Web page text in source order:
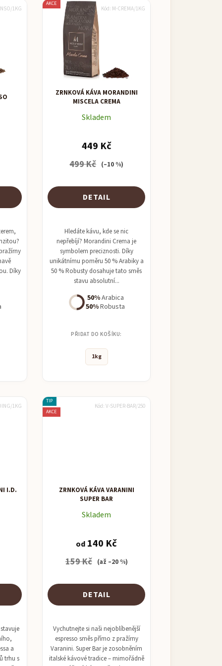
Díky
1KG
AKCE
ZRNKOVÁ KÁVA MORANDINI
MISCELA CREMA
Skladem
449 Kč
499 Kč (–10 %)
DETAIL
Hledáte kávu, kde se nic
nepřebíjí? Morandini Crema je
symbolem preciznosti. Díky
unikátnímu poměru 50 % Arabiky a
50 % Robusty dosahuje tato směs
stavu absolutní...
50%Arabica
50%Robusta
PŘIDAT DO KOŠÍKU:
1kg
Kód: M-CREMA/1KG
I.D.
a
trhu s
1KG
TIP
AKCE
ZRNKOVÁ KÁVA VARANINI
SUPER BAR
Skladem
od 140 Kč
159 Kč (až –20 %)
DETAIL
Vychutnejte si naši nejoblíbenější
espresso směs přímo z pražírny
Varanini. Super Bar je zosobněním
italské kávové tradice – mimořádně
Kód: V-SUPER-BAR/250